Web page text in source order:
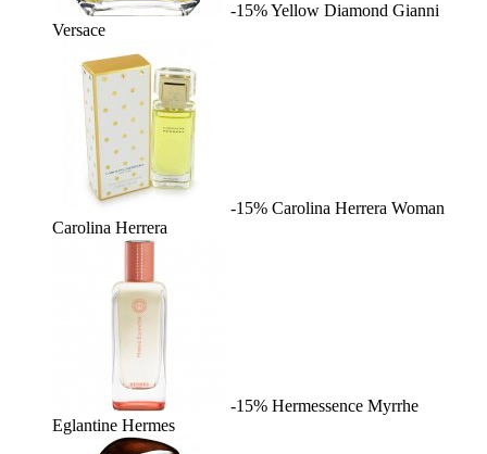
-15%Yellow Diamond Gianni
Versace
-15% Carolina Herrera Woman
Carolina Herrera
-15% Hermessence Myrrhe
Eglantine Hermes